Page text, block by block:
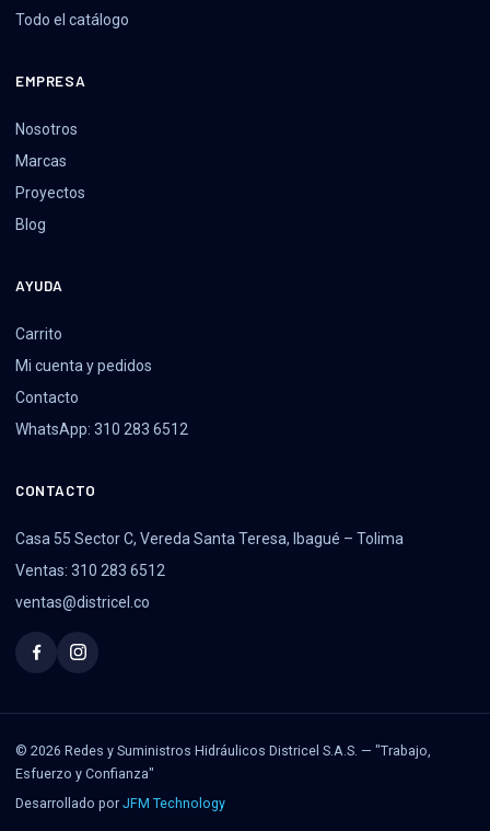
Todo el catálogo
EMPRESA
Nosotros
Marcas
Proyectos
Blog
AYUDA
Carrito
Mi cuenta y pedidos
Contacto
WhatsApp: 310 283 6512
CONTACTO
Casa 55 Sector C, Vereda Santa Teresa, Ibagué – Tolima
Ventas: 310 283 6512
ventas@districel.co
© 2026 Redes y Suministros Hidráulicos Districel S.A.S. — "Trabajo,
Esfuerzo y Confianza"
Desarrollado por JFM Technology